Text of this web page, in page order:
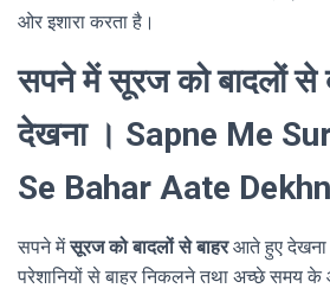
ओर इशारा करता है।
सपने में सूरज को बादलों से
देखना । Sapne Me
Se Bahar Aate
सपने मेंसूरज को बादलों से बाहरआते हुए देखना
परेशानियों से बाहर निकलने तथा अच्छे समय